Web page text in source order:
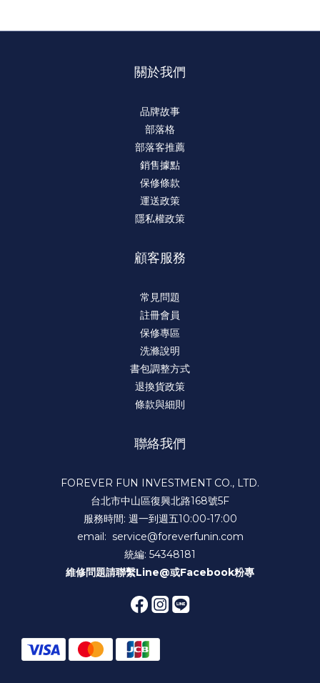
關於我們
品牌故事
部落格
部落客推薦
銷售據點
保修條款
運送政策
隱私權政策
顧客服務
常見問題
註冊會員
保修專區
洗滌說明
書包調整方式
退換貨政策
條款與細則
聯絡我們
FOREVER FUN INVESTMENT CO., LTD.
台北市中山區復興北路168號5F
服務時間: 週一到週五10:00-17:00
email: service@foreverfunin.com
統編: 54348181
維修問題請聯繫Line@或Facebook粉專